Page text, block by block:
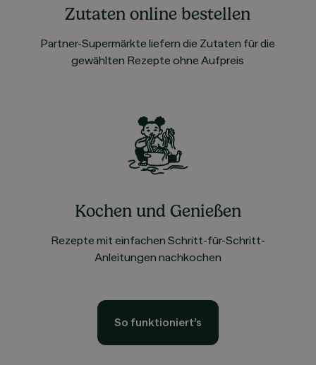
Zutaten online bestellen
Partner-Supermärkte liefern die Zutaten für die
gewählten Rezepte ohne Aufpreis
Kochen und Genießen
Rezepte mit einfachen Schritt-für-Schritt-
Anleitungen nachkochen
So funktioniert’s